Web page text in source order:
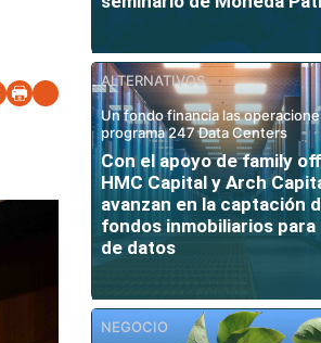
ALTERNATIVOS
Un fondo financia las
programa 247 Data Centers
Con el apoyo de family
HMC Capital y Arch
avanzan en la captación
fondos inmobiliarios
de datos
NEGOCIO